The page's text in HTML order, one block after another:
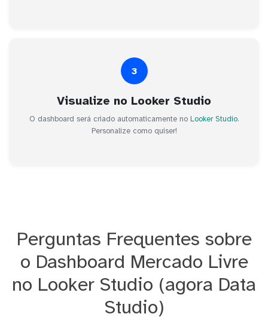
3
Visualize no Looker Studio
O dashboard será criado automaticamente no Looker Studio.
Personalize como quiser!
Perguntas Frequentes sobre
o Dashboard Mercado Livre
no Looker Studio (agora Data
Studio)